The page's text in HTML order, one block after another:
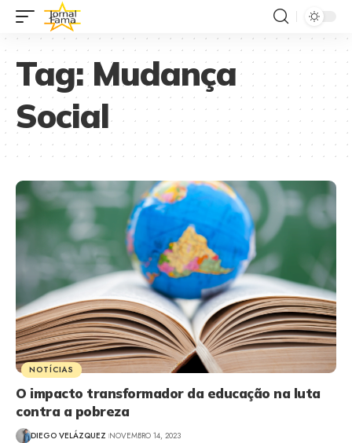
Tag:Mudança
Social
NOTÍCIAS
O impacto transformador da educação na luta
contra a pobreza
DIEGO VELÁZQUEZ NOVEMBRO 14, 2023